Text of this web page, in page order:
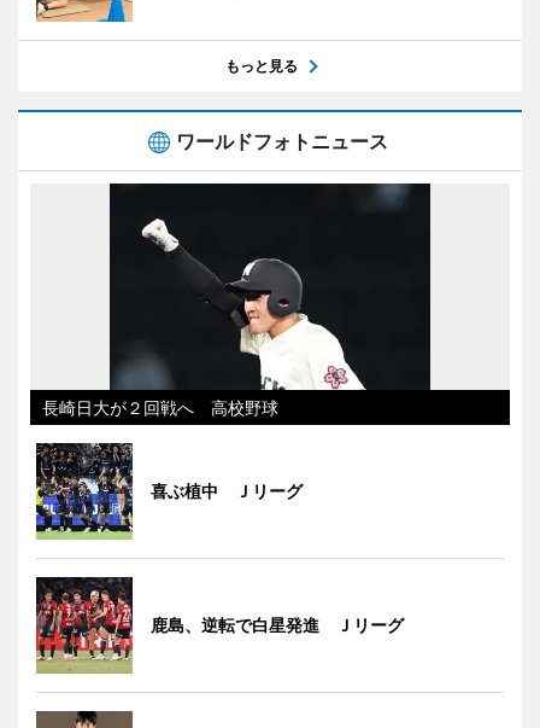
もっと見る
ワールドフォトニュース
長崎日大が２回戦へ 高校野球
喜ぶ植中 Ｊリーグ
鹿島、逆転で白星発進 Ｊリーグ